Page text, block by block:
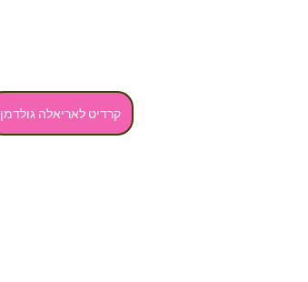
קרדיט לאריאלה גולדמן